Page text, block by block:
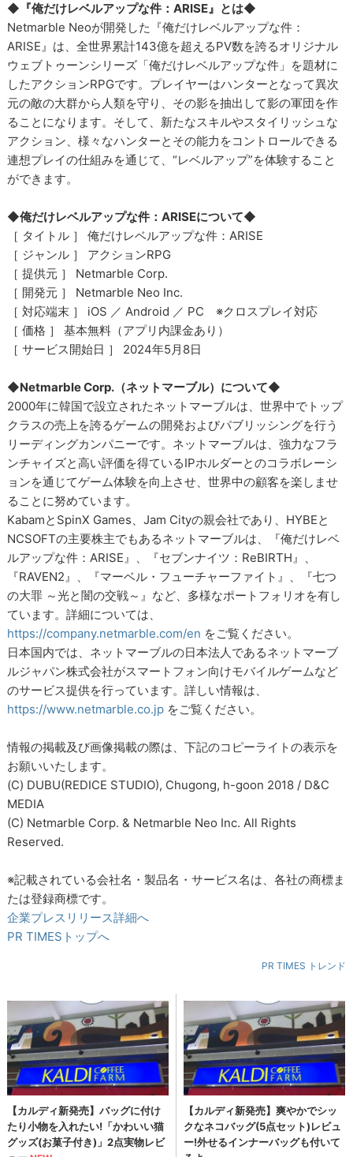
◆『俺だけレベルアップな件：ARISE』とは◆
Netmarble Neoが開発した『俺だけレベルアップな件：
ARISE』は、全世界累計143億を超えるPV数を誇るオリジナル
ウェブトゥーンシリーズ「俺だけレベルアップな件」を題材に
したアクションRPGです。プレイヤーはハンターとなって異次
元の敵の大群から人類を守り、その影を抽出して影の軍団を作
ることになります。そして、新たなスキルやスタイリッシュな
アクション、様々なハンターとその能力をコントロールできる
連想プレイの仕組みを通じて、“レベルアップ”を体験すること
ができます。
◆俺だけレベルアップな件：ARISEについて◆
［ タイトル ］ 俺だけレベルアップな件：ARISE
［ ジャンル ］ アクションRPG
［ 提供元 ］ Netmarble Corp.
［ 開発元 ］ Netmarble Neo Inc.
［ 対応端末 ］ iOS ／ Android ／ PC ※クロスプレイ対応
［ 価格 ］ 基本無料（アプリ内課金あり）
［ サービス開始日 ］ 2024年5月8日
◆Netmarble Corp.（ネットマーブル）について◆
2000年に韓国で設立されたネットマーブルは、世界中でトップ
クラスの売上を誇るゲームの開発およびパブリッシングを行う
リーディングカンパニーです。ネットマーブルは、強力なフラ
ンチャイズと高い評価を得ているIPホルダーとのコラボレーシ
ョンを通じてゲーム体験を向上させ、世界中の顧客を楽しませ
ることに努めています。
KabamとSpinX Games、Jam Cityの親会社であり、HYBEと
NCSOFTの主要株主でもあるネットマーブルは、『俺だけレベ
ルアップな件：ARISE』、『セブンナイツ：ReBIRTH』、
『RAVEN2』、『マーベル・フューチャーファイト』、『七つ
の大罪 ～光と闇の交戦～』など、多様なポートフォリオを有し
ています。詳細については、
https://company.netmarble.com/en をご覧ください。
日本国内では、ネットマーブルの日本法人であるネットマーブ
ルジャパン株式会社がスマートフォン向けモバイルゲームなど
のサービス提供を行っています。詳しい情報は、
https://www.netmarble.co.jp をご覧ください。
情報の掲載及び画像掲載の際は、下記のコピーライトの表示を
お願いいたします。
(C) DUBU(REDICE STUDIO), Chugong, h-goon 2018 / D&C
MEDIA
(C) Netmarble Corp. & Netmarble Neo Inc. All Rights
Reserved.
※記載されている会社名・製品名・サービス名は、各社の商標ま
たは登録商標です。
企業プレスリリース詳細へ
PR TIMESトップへ
PR TIMES トレンド